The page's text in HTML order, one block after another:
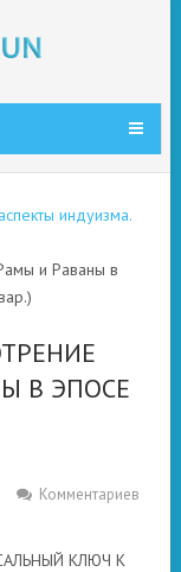
индуизма.
и Раваны в
В ЭПОСЕ
Комментариев
КЛЮЧ К